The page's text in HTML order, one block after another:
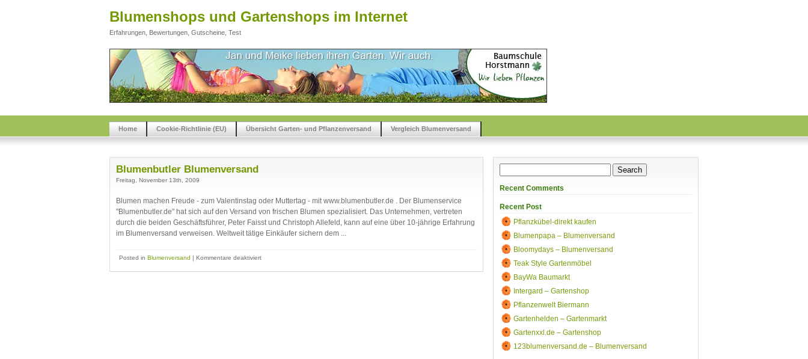
Blumenshops und Gartenshops im Internet
Erfahrungen, Bewertungen, Gutscheine, Test
Home Cookie-Richtlinie (EU) Übersicht Garten- und Pflanzenversand Vergleich Blumenversand
Blumenbutler Blumenversand
Freitag, November 13th, 2009
Blumen machen Freude - zum Valentinstag oder Muttertag - mit www.blumenbutler.de . Der Blumenservice
"Blumenbutler.de" hat sich auf den Versand von frischen Blumen spezialisiert. Das Unternehmen, vertreten
durch die beiden Geschäftsführer, Peter Faisst und Christoph Allefeld, kann auf eine über 10-jährige Erfahrung
im Blumenversand verweisen. Weltweit tätige Einkäufer sichern dem ...
Posted in Blumenversand | Kommentare deaktiviertfür
Recent Comments
Recent Post
Pflanzkübel-direkt kaufen
Blumenpapa – Blumenversand
Bloomydays – Blumenversand
Teak Style Gartenmöbel
BayWa Baumarkt
Intergard – Gartenshop
Pflanzenwelt Biermann
Gartenhelden – Gartenmarkt
Gartenxxl.de – Gartenshop
123blumenversand.de – Blumenversand